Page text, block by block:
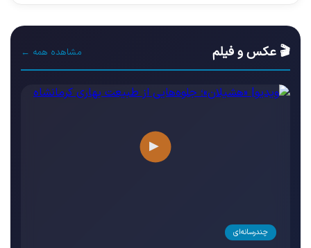
🎬 عکس و فیلم مشاهده همه ←
▶
چندرسانه‌ای